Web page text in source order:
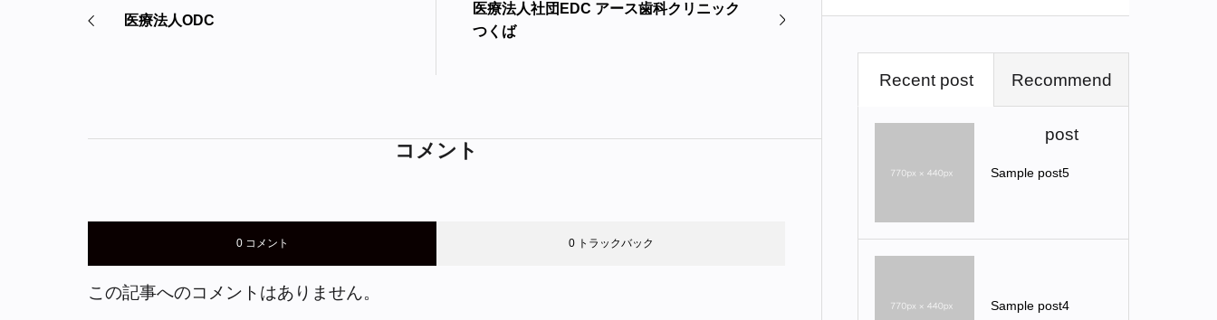
医療法人ODC
医療法人社団EDC アース歯科クリニック
つくば
コメント
0 コメント 0 トラックバック
この記事へのコメントはありません。
Recent post Recommend
post
Sample post5
Sample post4